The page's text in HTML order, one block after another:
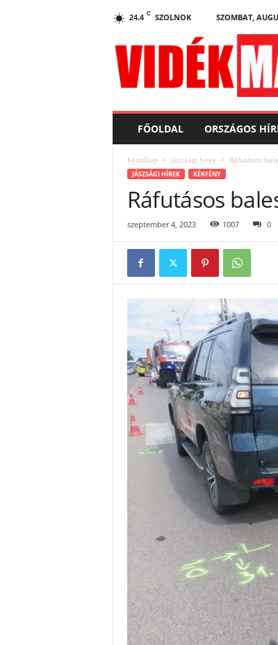
24.4 C SZOLNOK SZOMBAT,
d
FŐOLDAL ORSZÁGOS
Kezdőlap Jászsági hírek Ráfutásos
JÁSZSÁGI HÍREK KÉKFÉNY
Ráfutásos
szeptember 4, 2023 1007 0